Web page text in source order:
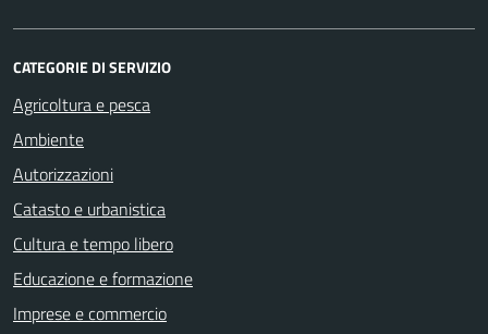
CATEGORIE DI SERVIZIO
Agricoltura e pesca
Ambiente
Autorizzazioni
Catasto e urbanistica
Cultura e tempo libero
Educazione e formazione
Imprese e commercio